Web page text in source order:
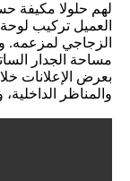
لهم حلولا مكيفة
العميل تركيب
الزجاجي لمزعمه.
مساحة الجدار
بعرض الإعلانات
والمناظر